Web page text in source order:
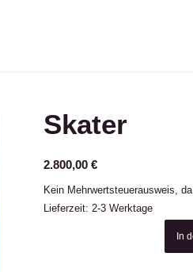
Skater
2.800,00€
Kein Mehrwertsteuerausweis,
Lieferzeit: 2-3 Werktage
In